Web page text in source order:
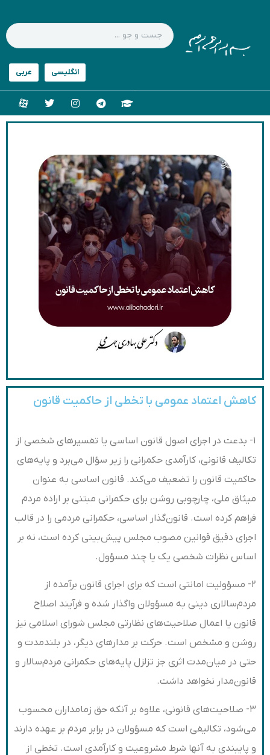
کاهش اعتماد عمومی با تخطی از حاکمیت قانون
۱- بدعت در اجرای اصول قانون اساسی یا تفسیرهای شخصی از
تکالیف قانونی، کارآمدی حکمرانی را زیر سؤال می‌برد و پایه‌های
حاکمیت قانون را تضعیف می‌کند. قانون اساسی به ‌عنوان
میثاق ملی، چارچوبی روشن برای حکمرانی مبتنی بر اراده مردم
فراهم کرده است. قانون‌گذار اساسی، حکمرانی مردمی را در قالب
اجرای دقیق قوانین مصوب مجلس پیش‌بینی کرده است، نه بر
اساس نظرات شخصی یک یا چند مسؤول.
۲- مسؤولیت امانتی است که برای اجرای قانون برآمده از
مردم‌سالاری دینی به مسؤولان واگذار شده و فرآیند اصلاح
قانون یا اعمال صلاحیت‌های نظارتی مجلس شورای اسلامی نیز
روشن و مشخص است. حرکت بر مدارهای دیگر، در بلندمدت و
حتی در میان‌مدت اثری جز تزلزل پایه‌های حکمرانی مردم‌سالار و
قانون‌مدار نخواهد داشت.
۳- صلاحیت‌های قانونی، علاوه بر آنکه حق زمامداران محسوب
می‌شود، تکالیفی است که مسؤولان در برابر مردم بر عهده دارند
و پایبندی به آنها شرط مشروعیت و کارآمدی است. تخطی از